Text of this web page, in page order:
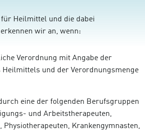
für Heilmittel und die dabei
wir an, wenn:
Verordnung mit Angabe der
Heilmittels und der Verordnungsmenge
eine der folgenden Berufsgruppen
und Arbeitstherapeuten,
Physiotherapeuten, Krankengymnasten,